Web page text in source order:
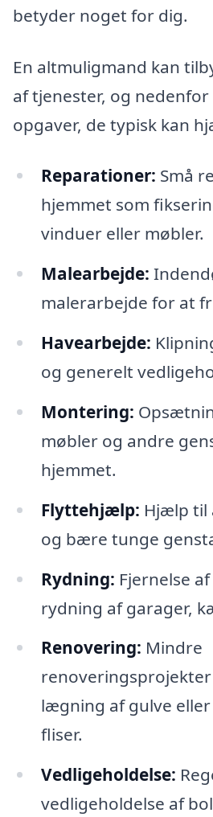
betyder noget for dig.
En altmuligmand kan
af tjenester, og
opgaver, de typisk kan
Reparationer: Små
hjemmet som
vinduer eller møbler.
Malearbejde:
malerarbejde for at
Havearbejde:
og generelt
Montering:
møbler og andre
hjemmet.
Flyttehjælp: Hjælp til
og bære tunge
Rydning: Fjernelse
rydning af garager,
Renovering: Mindre
renoveringsprojekter
lægning af gulve
fliser.
Vedligeholdelse:
vedligeholdelse af